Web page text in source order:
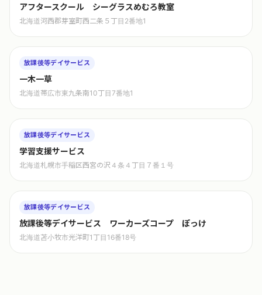
アフタースクール シーグラスめむろ教室
北海道河西郡芽室町西二条５丁目2番地1
放課後等デイサービス
一木一草
北海道帯広市東九条南10丁目7番地1
放課後等デイサービス
学習支援サービス
北海道札幌市手稲区西宮の沢４条４丁目７番１号
放課後等デイサービス
放課後等デイサービス ワーカーズコープ ぽっけ
北海道苫小牧市光洋町1丁目16番18号